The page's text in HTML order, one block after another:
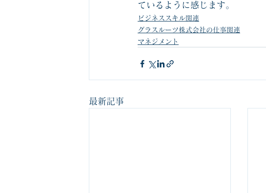
ているように感じます。
ビジネススキル関連
グラスルーツ株式会社の仕事関連
マネジメント
最新記事